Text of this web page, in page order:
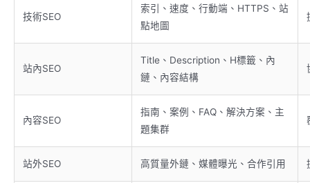
技術SEO
索引、速度、行動端、HTTPS、站
點地圖
站內SEO
Title、Description、H標籤、內
鏈、內容結構
內容SEO
指南、案例、FAQ、解決方案、主
題集群
站外SEO 高質量外鏈、媒體曝光、合作引用